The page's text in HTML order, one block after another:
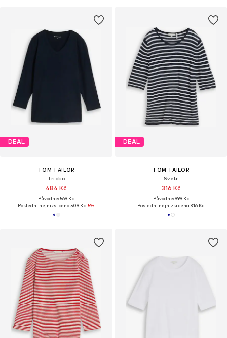
DEAL
TOM TAILOR
Tričko
484 Kč
Původně: 569 Kč
Poslední nejnižší cena:509 Kč-5%
DEAL
TOM TAILOR
Svetr
316 Kč
Původně: 999 Kč
Poslední nejnižší cena:316 Kč